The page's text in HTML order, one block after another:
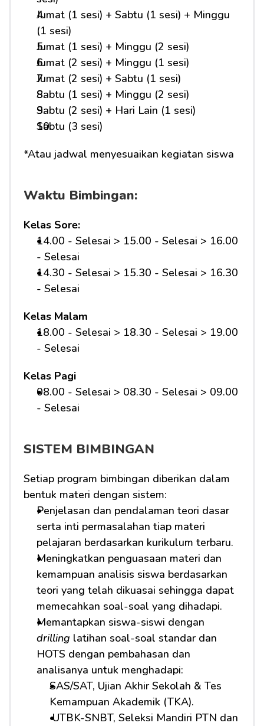
Jumat (1 sesi) + Sabtu (1 sesi) + Minggu
(1 sesi)
Jumat (1 sesi) + Minggu (2 sesi)
Jumat (2 sesi) + Minggu (1 sesi)
Jumat (2 sesi) + Sabtu (1 sesi)
Sabtu (1 sesi) + Minggu (2 sesi)
Sabtu (2 sesi) + Hari Lain (1 sesi)
Sabtu (3 sesi)
*Atau jadwal menyesuaikan kegiatan siswa
Waktu Bimbingan:
Kelas Sore:
14.00 - Selesai > 15.00 - Selesai > 16.00
- Selesai
14.30 - Selesai > 15.30 - Selesai > 16.30
- Selesai
Kelas Malam
18.00 - Selesai > 18.30 - Selesai > 19.00
- Selesai
Kelas Pagi
08.00 - Selesai > 08.30 - Selesai > 09.00
- Selesai
SISTEM BIMBINGAN
Setiap program bimbingan diberikan dalam
bentuk materi dengan sistem:
Penjelasan dan pendalaman teori dasar
serta inti permasalahan tiap materi
pelajaran berdasarkan kurikulum terbaru.
Meningkatkan penguasaan materi dan
kemampuan analisis siswa berdasarkan
teori yang telah dikuasai sehingga dapat
memecahkan soal-soal yang dihadapi.
drilling latihan soal-soal standar dan
HOTS dengan pembahasan dan
analisanya untuk menghadapi:
SAS/SAT, Ujian Akhir Sekolah & Tes
Kemampuan Akademik (TKA).
UTBK-SNBT, Seleksi Mandiri PTN dan